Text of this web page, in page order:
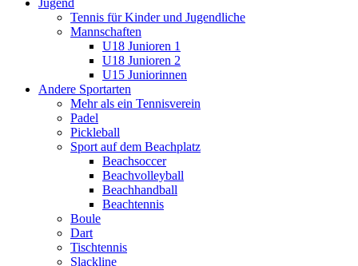
Jugend
Tennis für Kinder und Jugendliche
Mannschaften
U18 Junioren 1
U18 Junioren 2
U15 Juniorinnen
Andere Sportarten
Mehr als ein Tennisverein
Padel
Pickleball
Sport auf dem Beachplatz
Beachsoccer
Beachvolleyball
Beachhandball
Beachtennis
Boule
Dart
Tischtennis
Slackline